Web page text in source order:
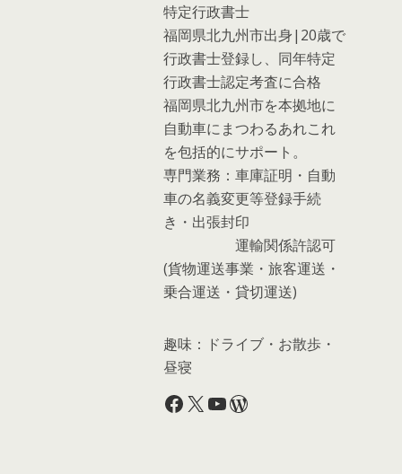
特定行政書士
福岡県北九州市出身|20歳で
行政書士登録し、同年特定
行政書士認定考査に合格
福岡県北九州市を本拠地に
自動車にまつわるあれこれ
を包括的にサポート。
専門業務：車庫証明・自動
車の名義変更等登録手続
き・出張封印
運輸関係許認可
(貨物運送事業・旅客運送・
乗合運送・貸切運送)
趣味：ドライブ・お散歩・
昼寝
Facebook
X YouTube
WordPress